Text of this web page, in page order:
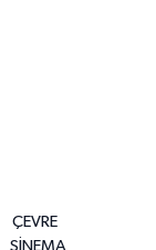
ÇEVRE
SİNEMA